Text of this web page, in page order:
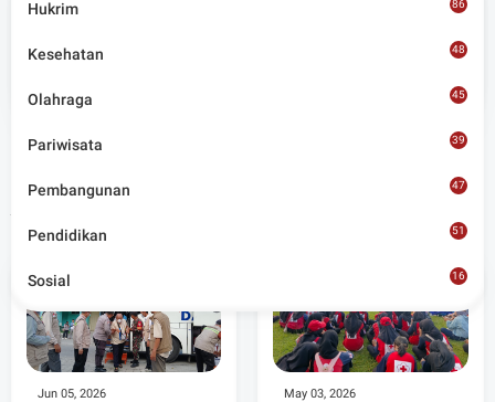
Artikel Terkait
Jun 05, 2026 May 03, 2026
Hukrim 86
Kesehatan 48
Olahraga 45
Pariwisata 39
Pembangunan 47
Pendidikan 51
Sosial
16